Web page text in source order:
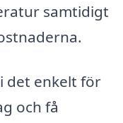
samtidigt
det enkelt för
och få